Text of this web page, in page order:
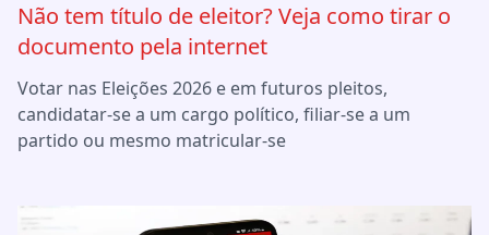
Não tem título de eleitor? Veja como tirar o
documento pela internet
Votar nas Eleições 2026 e em futuros pleitos,
candidatar-se a um cargo político, filiar-se a um
partido ou mesmo matricular-se